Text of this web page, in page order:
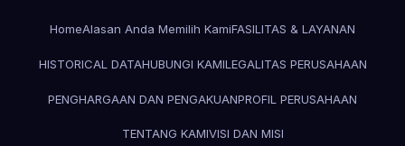
HomeAlasan Anda Memilih KamiFASILITAS & LAYANAN
HISTORICAL DATAHUBUNGI KAMILEGALITAS PERUSAHAAN
PENGHARGAAN DAN PENGAKUANPROFIL PERUSAHAAN
TENTANG KAMIVISI DAN MISI